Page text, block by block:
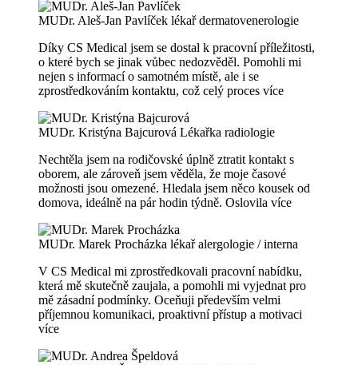
MUDr. Aleš-Jan Pavlíček lékař dermatovenerologie
Díky CS Medical jsem se dostal k pracovní příležitosti,
o které bych se jinak vůbec nedozvěděl. Pomohli mi
nejen s informací o samotném místě, ale i se
zprostředkováním kontaktu, což celý proces více
MUDr. Kristýna Bajcurová Lékařka radiologie
Nechtěla jsem na rodičovské úplně ztratit kontakt s
oborem, ale zároveň jsem věděla, že moje časové
možnosti jsou omezené. Hledala jsem něco kousek od
domova, ideálně na pár hodin týdně. Oslovila více
MUDr. Marek Procházka lékař alergologie / interna
V CS Medical mi zprostředkovali pracovní nabídku,
která mě skutečně zaujala, a pomohli mi vyjednat pro
mě zásadní podmínky. Oceňuji především velmi
příjemnou komunikaci, proaktivní přístup a motivaci
více